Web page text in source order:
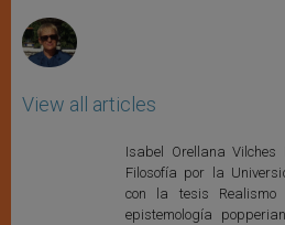
View all articles
Isabel Orellana Vilches
Filosofía por la
con la tesis
epistemología